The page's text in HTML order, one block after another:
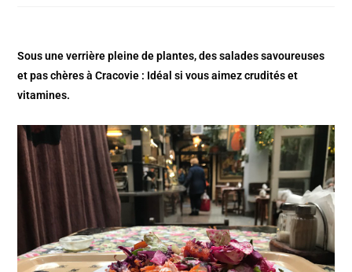
Sous une verrière pleine de plantes, des salades savoureuses
et pas chères à Cracovie : Idéal si vous aimez crudités et
vitamines.